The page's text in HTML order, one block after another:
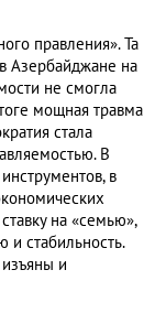
правления». Та
Азербайджане на
не смогла
мощная травма
стала
В
в
на «семью»,
и стабильность.
и